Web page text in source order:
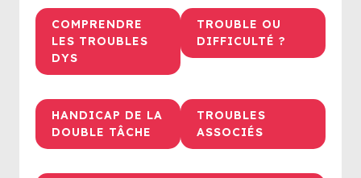
COMPRENDRE
LES TROUBLES
DYS
TROUBLE OU
DIFFICULTÉ ?
HANDICAP DE LA
DOUBLE TÂCHE
TROUBLES
ASSOCIÉS